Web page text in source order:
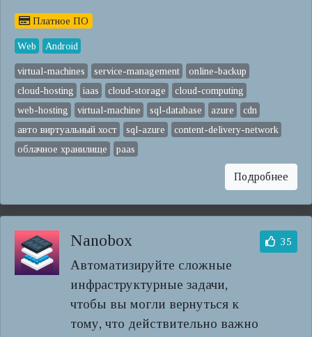
Платное ПО
Web Android
virtual-machines service-management
online-backup
cloud-hosting
iaas cloud-storage
cloud-computing
web-hosting
virtual-machine sql-database azure
cdn
авто виртуальный хост
sql-azure
content-delivery-network
облачное хранилище
paas
Подробнее
Nanobox
Автоматизируйте сложные
инфраструктурные задачи,
чтобы вы могли вернуться к
тому, что действительно важно
35